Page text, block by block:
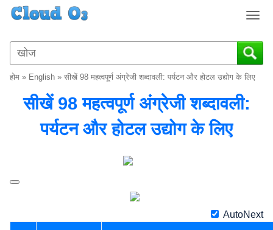
T
g
g
e
n
होम » English » सीखें 98 महत्वपूर्ण अंग्रेजी शब्दावली: पर्यटन और होटल उद्योग के लिए
सीखें 98 महत्वपूर्ण अंग्रेजी शब्दावली:
पर्यटन और होटल उद्योग के लिए
AutoNext